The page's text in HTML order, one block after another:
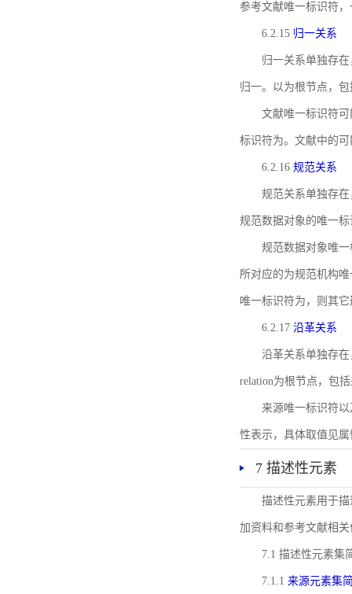
参考文献唯一标识符
6.2.15 归一关系
归一关系单独存
归一。以为根节点，
文献唯一标识符
标识符为。文献中的
6.2.16 规范关系
规范关系单独存
规范数据对象的唯一
规范数据对象唯一
所对应的为规范机构
唯一标识符为，则其
6.2.17 沿革关系
沿革关系单独存
relation为根节点，包
来源唯一标识符以
性表示，具体取值见属
7 描述性元素
描述性元素用于
加资料和参考文献相
7.1 描述性元素集
7.1.1 来源元素集